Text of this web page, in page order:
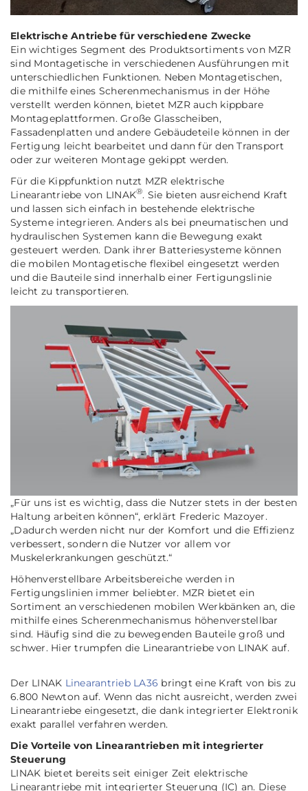
Elektrische Antriebe für verschiedene Zwecke
Ein wichtiges Segment des Produktsortiments von MZR
sind Montagetische in verschiedenen Ausführungen mit
unterschiedlichen Funktionen. Neben Montagetischen,
die mithilfe eines Scherenmechanismus in der Höhe
verstellt werden können, bietet MZR auch kippbare
Montageplattformen. Große Glasscheiben,
Fassadenplatten und andere Gebäudeteile können in der
Fertigung leicht bearbeitet und dann für den Transport
oder zur weiteren Montage gekippt werden.
Für die Kippfunktion nutzt MZR elektrische
Linearantriebe von LINAK®. Sie bieten ausreichend Kraft
und lassen sich einfach in bestehende elektrische
Systeme integrieren. Anders als bei pneumatischen und
hydraulischen Systemen kann die Bewegung exakt
gesteuert werden. Dank ihrer Batteriesysteme können
die mobilen Montagetische flexibel eingesetzt werden
und die Bauteile sind innerhalb einer Fertigungslinie
leicht zu transportieren.
„Für uns ist es wichtig, dass die Nutzer stets in der besten
Haltung arbeiten können“, erklärt Frederic Mazoyer.
„Dadurch werden nicht nur der Komfort und die Effizienz
verbessert, sondern die Nutzer vor allem vor
Muskelerkrankungen geschützt.“
Höhenverstellbare Arbeitsbereiche werden in
Fertigungslinien immer beliebter. MZR bietet ein
Sortiment an verschiedenen mobilen Werkbänken an, die
mithilfe eines Scherenmechanismus höhenverstellbar
sind. Häufig sind die zu bewegenden Bauteile groß und
schwer. Hier trumpfen die Linearantriebe von LINAK auf.
Der LINAK Linearantrieb LA36 bringt eine Kraft von bis zu
6.800 Newton auf. Wenn das nicht ausreicht, werden zwei
Linearantriebe eingesetzt, die dank integrierter Elektronik
exakt parallel verfahren werden.
Die Vorteile von Linearantrieben mit integrierter
Steuerung
LINAK bietet bereits seit einiger Zeit elektrische
Linearantriebe mit integrierter Steuerung (IC) an. Diese